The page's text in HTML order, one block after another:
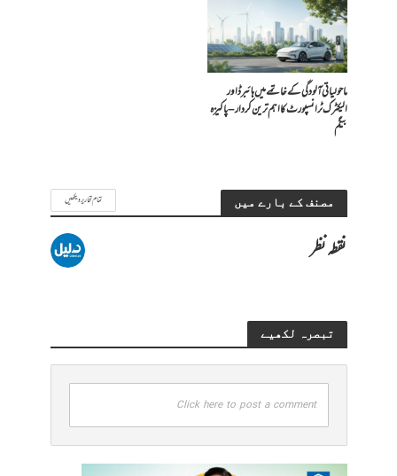
ماحولیاتی آلودگی کے خاتمے میں ہائبرڈ اور
الیکٹرک ٹرانسپورٹ کا اہم ترین کردار – پاکیزہ
بیگم
مصنف کے بارے میں تمام تحاریر دیکھیں
نقطہ نظر
تبصرہ لکھیے
Click here to post a comment